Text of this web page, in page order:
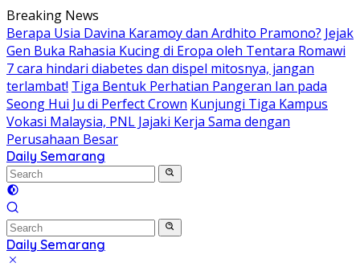
Skip
to
content
Breaking News
Berapa Usia Davina Karamoy dan Ardhito Pramono? Jejak
Gen Buka Rahasia Kucing di Eropa oleh Tentara Romawi
7 cara hindari diabetes dan dispel mitosnya, jangan
terlambat! Tiga Bentuk Perhatian Pangeran Ian pada
Seong Hui Ju di Perfect Crown Kunjungi Tiga Kampus
Vokasi Malaysia, PNL Jajaki Kerja Sama dengan
Perusahaan Besar
Daily Semarang
"Semarang
Hari
Ini:
Informasi
Terkini
untuk
Daily Semarang
"Semarang